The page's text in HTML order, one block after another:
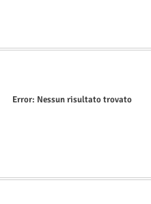
Error: Nessun risultato trovato